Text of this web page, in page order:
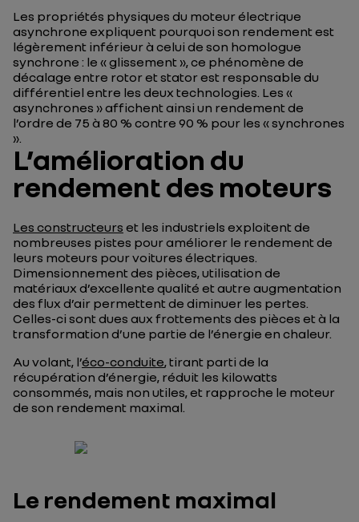
Les propriétés physiques du moteur électrique
asynchrone expliquent pourquoi son rendement est
légèrement inférieur à celui de son homologue
synchrone : le « glissement », ce phénomène de
décalage entre rotor et stator est responsable du
différentiel entre les deux technologies. Les «
asynchrones » affichent ainsi un rendement de
l’ordre de 75 à 80 % contre 90 % pour les « synchrones
».
L’amélioration du
rendement des moteurs
Les constructeurs et les industriels exploitent de
nombreuses pistes pour améliorer le rendement de
leurs moteurs pour voitures électriques.
Dimensionnement des pièces, utilisation de
matériaux d’excellente qualité et autre augmentation
des flux d’air permettent de diminuer les pertes.
Celles-ci sont dues aux frottements des pièces et à la
transformation d’une partie de l’énergie en chaleur.
Au volant, l’éco-conduite, tirant parti de la
récupération d’énergie, réduit les kilowatts
consommés, mais non utiles, et rapproche le moteur
de son rendement maximal.
Le rendement maximal